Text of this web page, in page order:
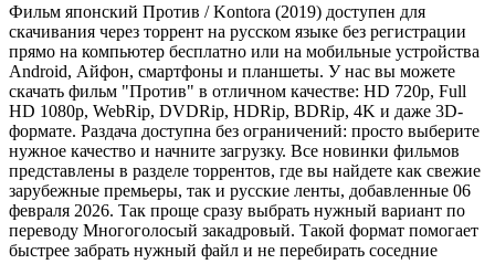
Фильм японский Против / Kontora (2019) доступен для
скачивания через торрент на русском языке без регистрации
прямо на компьютер бесплатно или на мобильные устройства
Android, Айфон, смартфоны и планшеты. У нас вы можете
скачать фильм "Против" в отличном качестве: HD 720p, Full
HD 1080p, WebRip, DVDRip, HDRip, BDRip, 4K и даже 3D-
формате. Раздача доступна без ограничений: просто выберите
нужное качество и начните загрузку. Все новинки фильмов
представлены в разделе торрентов, где вы найдете как свежие
зарубежные премьеры, так и русские ленты, добавленные 06
февраля 2026. Так проще сразу выбрать нужный вариант по
переводу Многоголосый закадровый. Такой формат помогает
быстрее забрать нужный файл и не перебирать соседние